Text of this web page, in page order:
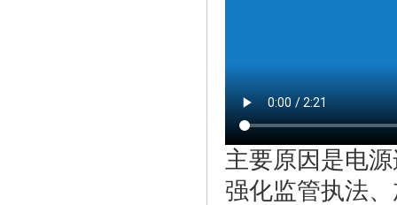
主要原因是电
强化监管执法